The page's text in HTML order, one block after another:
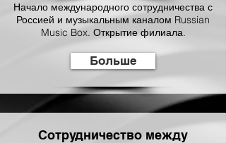
Начало международного сотрудничества с
Россией и музыкальным каналом Russian
Music Box. Открытие филиала.
Больше
Сотрудничество между